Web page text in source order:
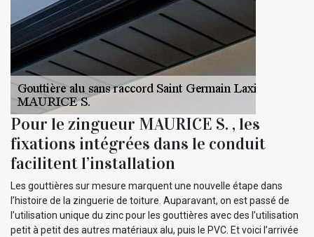
Pour le zingueur MAURICE S. , les
fixations intégrées dans le conduit
facilitent l’installation
Les gouttières sur mesure marquent une nouvelle étape dans
l’histoire de la zinguerie de toiture. Auparavant, on est passé de
l’utilisation unique du zinc pour les gouttières avec des l’utilisation
petit à petit des autres matériaux alu, puis le PVC. Et voici l’arrivée